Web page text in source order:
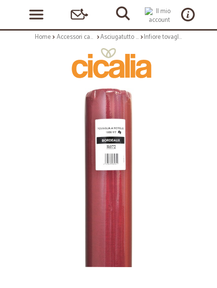
Home Accessori casa e cucina Asciugatutto e tovaglioli Infiore tovaglia rotolo da mt.50 bordeaux